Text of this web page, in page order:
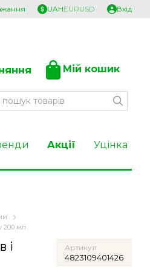
UAHEURUSD Вхід
Мій кошик
Акції Уцінка
200 мл
і
Артикул
4823109401426